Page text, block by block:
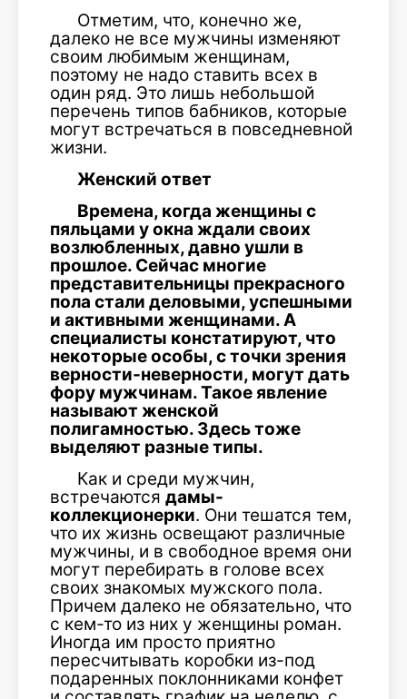
Отметим, что, конечно же,
далеко не все мужчины изменяют
своим любимым женщинам,
поэтому не надо ставить всех в
один ряд. Это лишь небольшой
перечень типов бабников, которые
могут встречаться в повседневной
жизни.
Женский ответ
Времена, когда женщины с
пяльцами у окна ждали своих
возлюбленных, давно ушли в
прошлое. Сейчас многие
представительницы прекрасного
пола стали деловыми, успешными
и активными женщинами. А
специалисты констатируют, что
некоторые особы, с точки зрения
верности-неверности, могут дать
фору мужчинам. Такое явление
называют женской
полигамностью. Здесь тоже
выделяют разные типы.
Как и среди мужчин,
встречаются дамы-
коллекционерки. Они тешатся тем,
что их жизнь освещают различные
мужчины, и в свободное время они
могут перебирать в голове всех
своих знакомых мужского пола.
Причем далеко не обязательно, что
с кем-то из них у женщины роман.
Иногда им просто приятно
пересчитывать коробки из-под
подаренных поклонниками конфет